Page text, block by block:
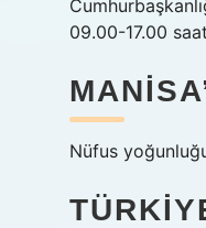
09.00-17.00
Nüfus